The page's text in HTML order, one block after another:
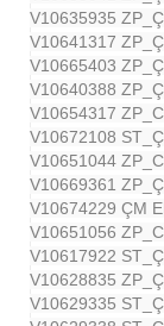
V10635935
V10641317
V10665403
V10640388
V10654317
V10672108
V10651044
V10669361
V10674229 ÇM
V10651056
V10617922
V10628835
V10629335